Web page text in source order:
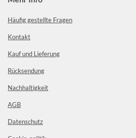
Häufig gestellte Fragen
Kontakt
Kauf und Lieferung
Rücksendung
Nachhaltigkeit
AGB
Datenschutz